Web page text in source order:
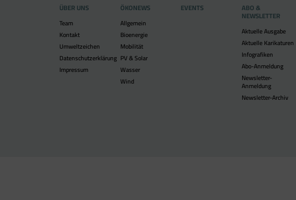
ÜBER UNS
Team
Kontakt
Umweltzeichen
Datenschutzerklärung
Impressum
ÖKONEWS
Allgemein
Bioenergie
Mobilität
PV & Solar
Wasser
Wind
EVENTS ABO &
NEWSLETTER
Aktuelle Ausgabe
Aktuelle Karikaturen
Infografiken
Abo-Anmeldung
Newsletter-
Anmeldung
Newsletter-Archiv